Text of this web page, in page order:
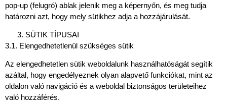
pop-up (felugró) ablak jelenik meg a képernyőn, és meg tudja
határozni azt, hogy mely sütikhez adja a hozzájárulását.
SÜTIK TÍPUSAI
3.1. Elengedhetetlenül szükséges sütik
Az elengedhetetlen sütik weboldalunk használhatóságát segítik
azáltal, hogy engedélyeznek olyan alapvető funkciókat, mint az
oldalon való navigáció és a weboldal biztonságos területeihez
való hozzáférés.